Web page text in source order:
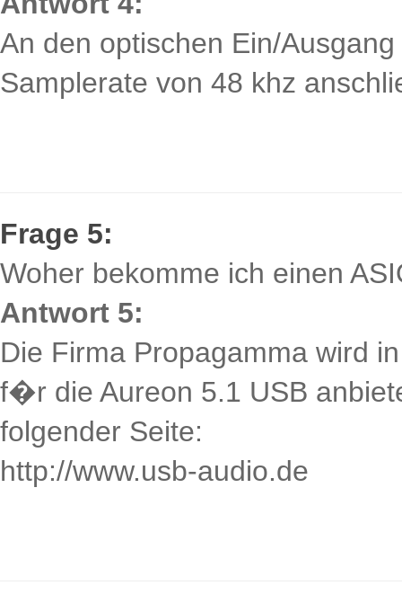
An den optischen Ein/
Samplerate von 48 khz
Frage 5:
Woher bekomme ich einen
Antwort 5:
Die Firma Propagamma wird
f�r die Aureon 5.1 USB
folgender Seite:
http://www.usb-audio.de